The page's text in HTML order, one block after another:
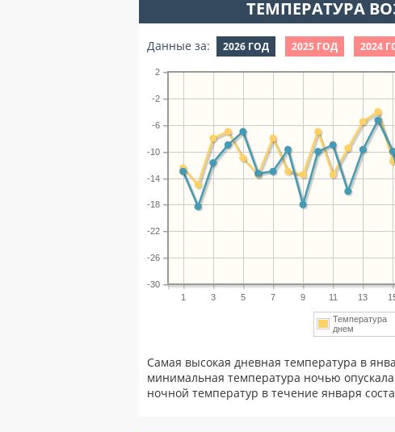
ТЕМПЕРАТУРА
Данные за: 2026 ГОД 2025 ГОД 2024
1 3 5 7 9 11 13
-30
-26
-22
-18
-14
-10
-6
-2
2
Температура
днем
Самая высокая дневная температура в
минимальная температура ночью
ночной температур в течение января